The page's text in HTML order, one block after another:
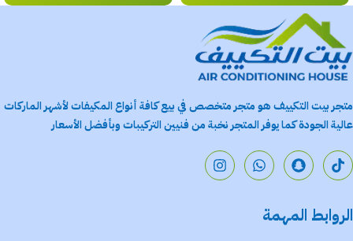
متجر بيت التكييف هو متجر متخصص في بيع كافة أنواع المكيفات لأشهر الماركات
عالية الجودة كما يوفر المتجر نخبة من فنيين التركيبات وبأفضل الأسعار
الروابط المهمة